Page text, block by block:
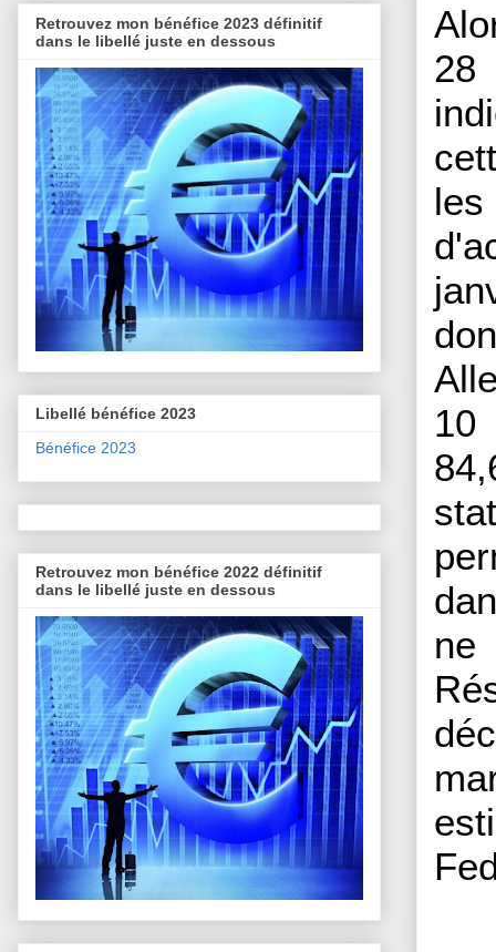
28
10
ne
Retrouvez mon bénéfice 2023 définitif
dans le libellé juste en dessous
Libellé bénéfice 2023
Bénéfice 2023
Retrouvez mon bénéfice 2022 définitif
dans le libellé juste en dessous